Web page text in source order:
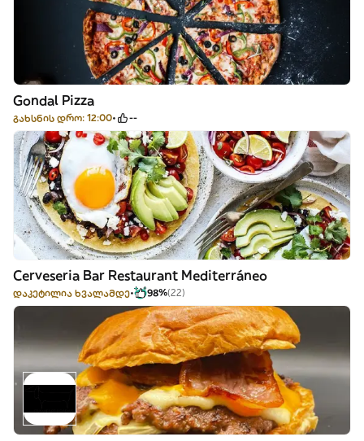
Gondal Pizza
გახსნის დრო: 12:00 --
Cerveseria Bar Restaurant Mediterráneo
დაკეტილია ხვალამდე 98%(22)